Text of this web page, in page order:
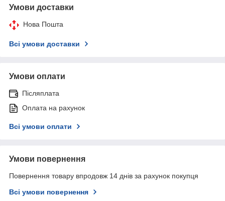
Умови доставки
Нова Пошта
Всі умови доставки
Умови оплати
Післяплата
Оплата на рахунок
Всі умови оплати
Умови повернення
Повернення товару впродовж 14 днів за рахунок покупця
Всі умови повернення